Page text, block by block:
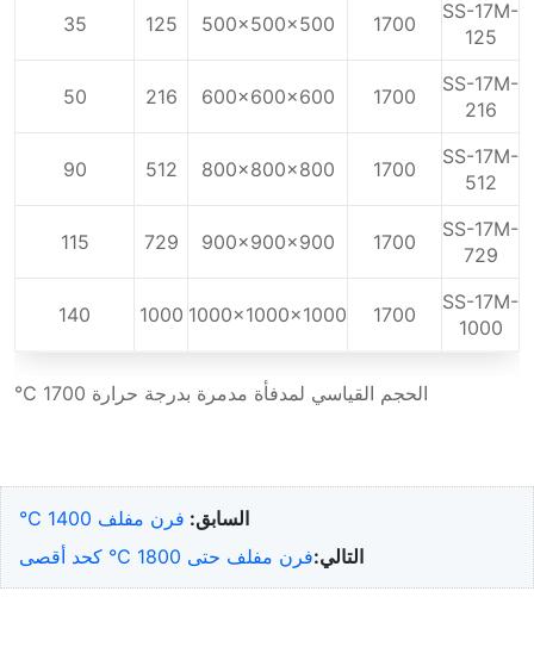
SS-17M-
125
1700
500x500x500
125
35
SS-17M-
216
1700
600x600x600
216
50
SS-17M-
512
1700
800x800x800
512
90
SS-17M-
729
1700
900x900x900
729
115
SS-17M-
1000
1700
1000x1000x1000
1000
140
الحجم القياسي لمدفأة مدمرة بدرجة حرارة 1700 ℃
السابق: فرن مفلف 1400 ℃
التالي:فرن مفلف حتى 1800 ℃ كحد أقصى